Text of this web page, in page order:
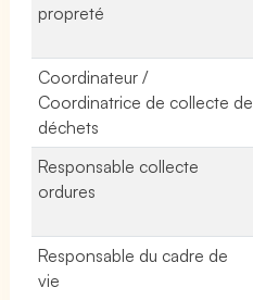
propreté
Coordinateur /
Coordinatrice de collecte de
déchets
Responsable collecte
ordures
Responsable du cadre de
vie